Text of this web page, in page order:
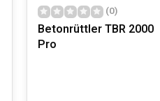
(0)
Betonrüttler TBR 2000
Pro